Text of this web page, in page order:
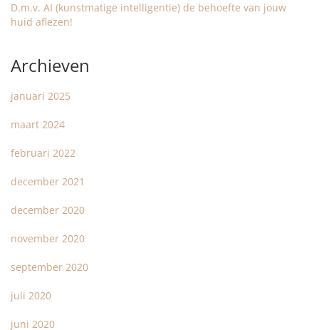
D.m.v. AI (kunstmatige intelligentie) de behoefte van jouw
huid aflezen!
Archieven
januari 2025
maart 2024
februari 2022
december 2021
december 2020
november 2020
september 2020
juli 2020
juni 2020